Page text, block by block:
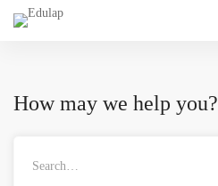
How may we help you?